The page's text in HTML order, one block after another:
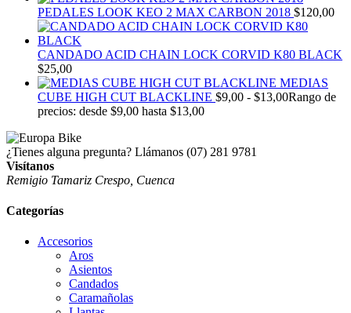
PEDALES LOOK KEO 2 MAX CARBON 2018 $120,00
CANDADO ACID CHAIN LOCK CORVID K80 BLACK
$25,00
MEDIAS
CUBE HIGH CUT BLACKLINE $9,00 - $13,00Rango de
precios: desde $9,00 hasta $13,00
¿Tienes alguna pregunta? Llámanos (07) 281 9781
Visítanos
Remigio Tamariz Crespo, Cuenca
Categorías
Accesorios
Aros
Asientos
Candados
Caramañolas